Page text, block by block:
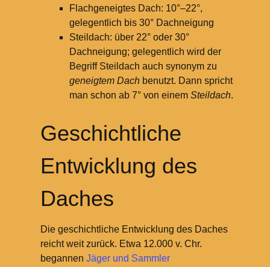
Flachgeneigtes Dach: 10°–22°,
gelegentlich bis 30° Dachneigung
Steildach: über 22° oder 30°
Dachneigung; gelegentlich wird der
Begriff Steildach auch synonym zu
geneigtem Dachbenutzt. Dann spricht
man schon ab 7° von einem Steildach.
Geschichtliche
Entwicklung des
Daches
Die geschichtliche Entwicklung des Daches
reicht weit zurück. Etwa 12.000 v. Chr.
begannen Jäger und Sammler